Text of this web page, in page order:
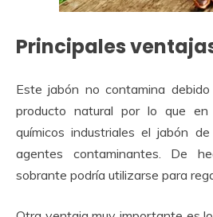
Principales
Este jabón no contamina
producto natural por lo que en
químicos industriales el jabón
agentes contaminantes. De
sobrante podría utilizarse para